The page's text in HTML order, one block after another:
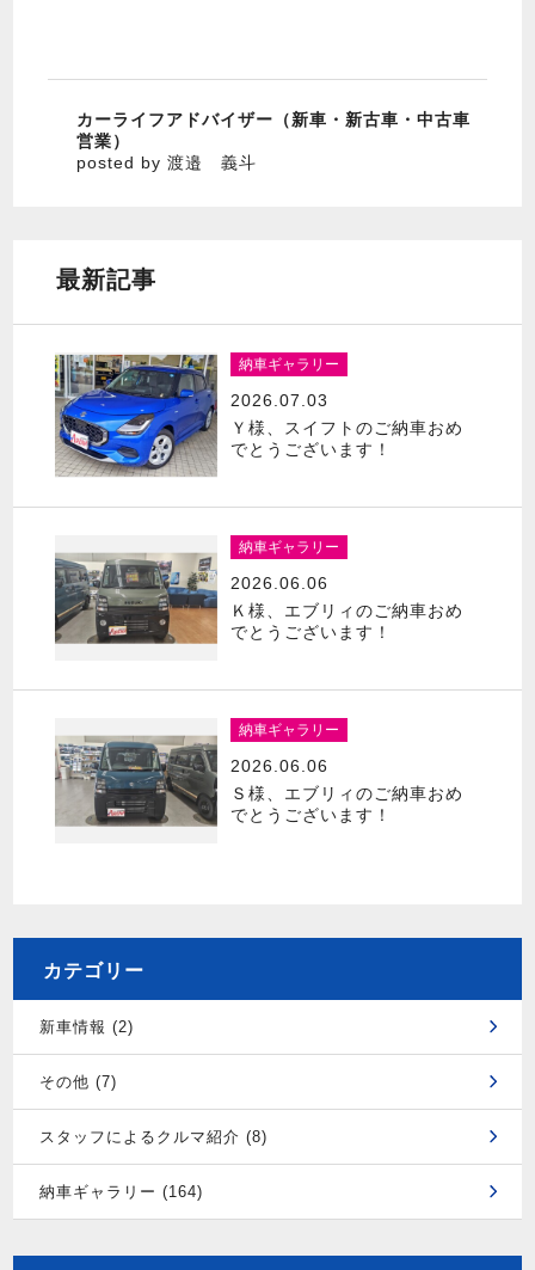
カーライフアドバイザー（新車・新古車・中古車
営業）
posted by 渡邉 義斗
最新記事
納車ギャラリー
2026.07.03
Ｙ様、スイフトのご納車おめ
でとうございます！
納車ギャラリー
2026.06.06
Ｋ様、エブリィのご納車おめ
でとうございます！
納車ギャラリー
2026.06.06
Ｓ様、エブリィのご納車おめ
でとうございます！
カテゴリー
新車情報 (2)
その他 (7)
スタッフによるクルマ紹介 (8)
納車ギャラリー (164)